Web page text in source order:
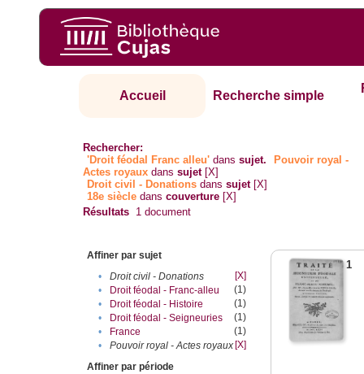
Accueil Recherche simple
Rechercher:
'Droit féodal Franc alleu' danssujet.
Pouvoir royal -
Actes royaux danssujet [X]
Droit civil - Donations danssujet [X]
18e siècle danscouverture [X]
Résultats 1 document
Affiner par sujet
•
Droit civil - Donations
[X]
•
Droit féodal - Franc-alleu‎
(1)
•
Droit féodal - Histoire
(1)
•
Droit féodal - Seigneuries
(1)
•
France
(1)
•
Pouvoir royal - Actes royaux [X]
Affiner par période
1